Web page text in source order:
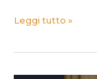
Leggi tutto »